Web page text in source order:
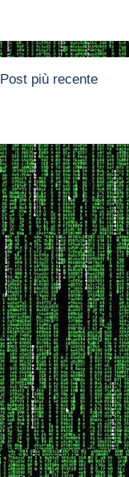
Post più recente